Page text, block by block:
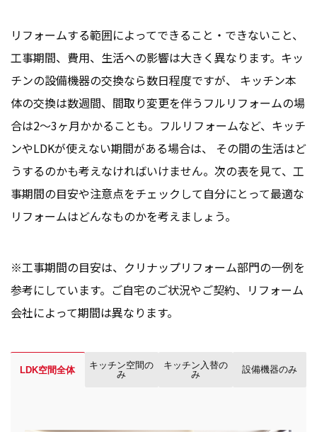
リフォームする範囲によってできること・できないこと、
工事期間、費用、生活への影響は大きく異なります。キッ
チンの設備機器の交換なら数日程度ですが、 キッチン本
体の交換は数週間、間取り変更を伴うフルリフォームの場
合は2〜3ヶ月かかることも。フルリフォームなど、キッチ
ンやLDKが使えない期間がある場合は、 その間の生活はど
うするのかも考えなければいけません。次の表を見て、工
事期間の目安や注意点をチェックして自分にとって最適な
リフォームはどんなものかを考えましょう。
※工事期間の目安は、クリナップリフォーム部門の一例を
参考にしています。ご自宅のご状況やご契約、リフォーム
会社によって期間は異なります。
LDK空間全体
キッチン空間の
み
キッチン入替の
み
設備機器のみ